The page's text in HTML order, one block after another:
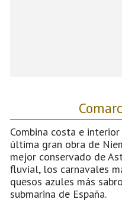
Combina costa e
última gran obra de
mejor conservado de
fluvial, los carnavales
quesos azules más
submarina de España.